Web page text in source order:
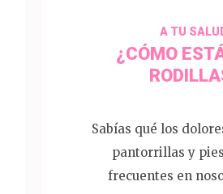
A TU
¿CÓMO
Sabías qué los
pantorrillas y
frecuentes en